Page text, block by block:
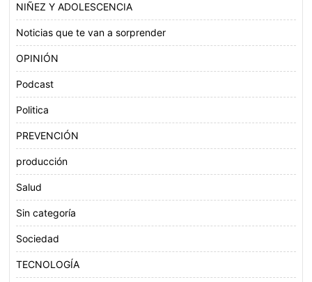
NIÑEZ Y ADOLESCENCIA
Noticias que te van a sorprender
OPINIÓN
Podcast
Politica
PREVENCIÓN
producción
Salud
Sin categoría
Sociedad
TECNOLOGÍA